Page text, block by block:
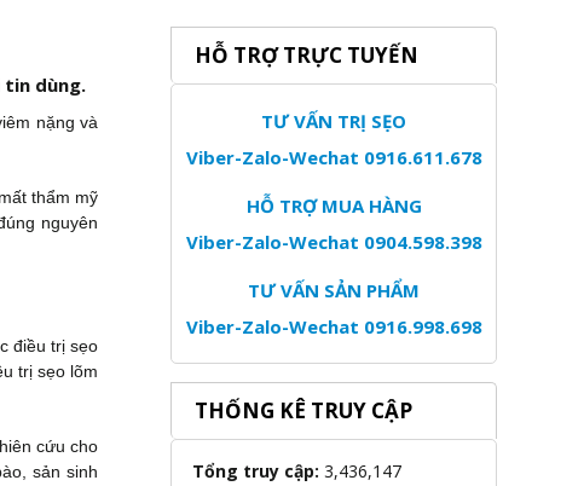
tin dùng.
nặng và
thẩm mỹ
nguyên
điều trị sẹo
trị sẹo lõm
cứu cho
sản sinh
HỖ TRỢ TRỰC TUYẾN
TƯ VẤN TRỊ SẸO
Viber-Zalo-Wechat 0916.611.678
HỖ TRỢ MUA HÀNG
Viber-Zalo-Wechat 0904.598.398
TƯ VẤN SẢN PHẨM
Viber-Zalo-Wechat 0916.998.698
THỐNG KÊ TRUY CẬP
Tổng truy cập: 3,436,147